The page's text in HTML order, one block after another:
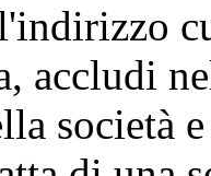
accludi
società